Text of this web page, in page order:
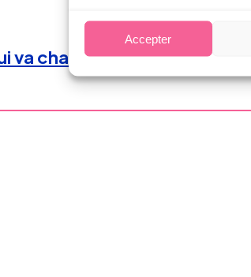
Accepter
va changer pour les